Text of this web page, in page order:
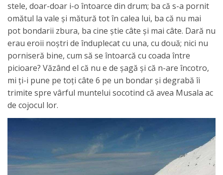
stele, doar-doar i-o întoarce din drum; ba că s-a pornit
omătul la vale şi mătură tot în calea lui, ba că nu mai
pot bondarii zbura, ba cine ştie câte şi mai câte. Dară nu
erau eroii noştri de înduplecat cu una, cu două; nici nu
porniseră bine, cum să se întoarcă cu coada între
picioare? Văzând el că nu e de şagă şi că n-are încotro,
mi ţi-i pune pe toţi câte 6 pe un bondar şi degrabă îi
trimite spre vârful muntelui socotind că avea Musala ac
de cojocul lor.